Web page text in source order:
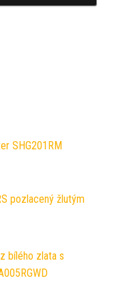
SHG201RM
pozlacený žlutým
bílého zlata s